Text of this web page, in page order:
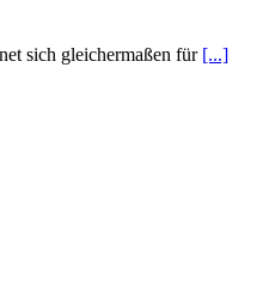
sich gleichermaßen für [...]